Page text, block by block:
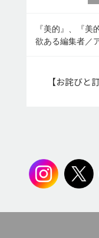
『美的』、『美
欲ある編集者／
【お詫びと